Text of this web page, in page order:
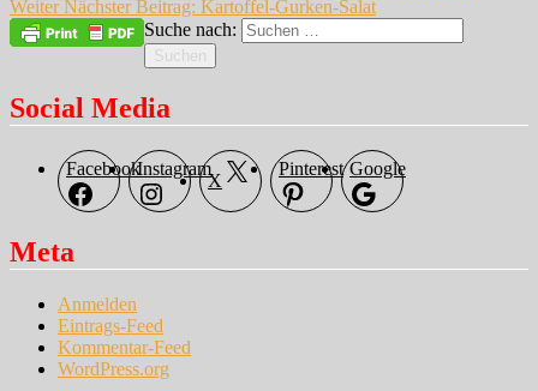
Weiter Nächster Beitrag: Kartoffel-Gurken-Salat
Suche nach:
Suchen
Social Media
FacebookInstagram
X
Pinterest Google
Meta
Anmelden
Eintrags-Feed
Kommentar-Feed
WordPress.org